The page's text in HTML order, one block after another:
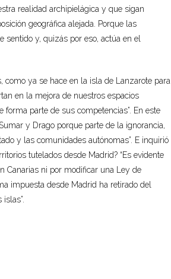
realidad archipielágica y que sigan
geográfica alejada. Porque las
sentido y, quizás por eso, actúa en el
como ya se hace en la isla de Lanzarote para
en la mejora de nuestros espacios
parte de sus competencias”. En este
y Drago porque parte de la ignorancia,
y las comunidades autónomas”. E inquirió
tutelados desde Madrid? “Es evidente
Canarias ni por modificar una Ley de
impuesta desde Madrid ha retirado del